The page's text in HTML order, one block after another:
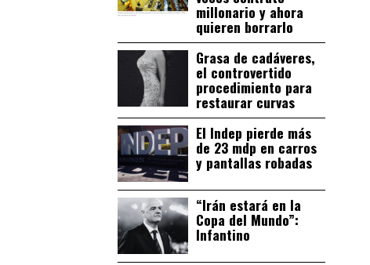
millonario y ahora
quieren borrarlo
Grasa de cadáveres,
el controvertido
procedimiento para
restaurar curvas
El Indep pierde más
de 23 mdp en carros
y pantallas robadas
“Irán estará en la
Copa del Mundo”:
Infantino